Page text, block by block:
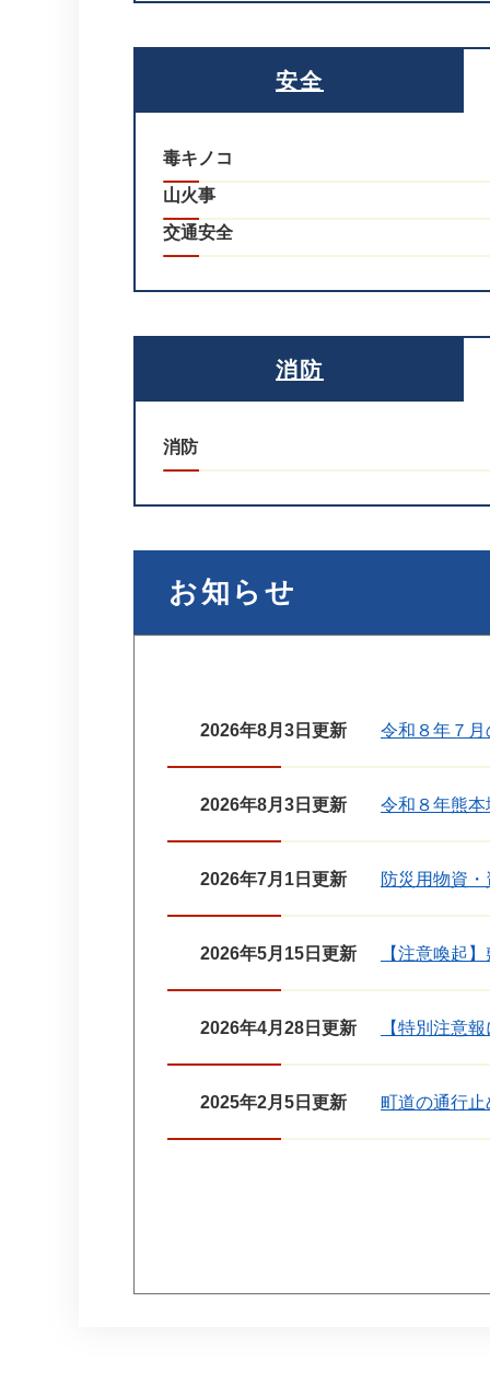
安全
毒キノコ
山火事
交通安全
消防
消防
お知らせ
2026年8月3日更新 令和８年７
2026年8月3日更新 令和８年熊
2026年7月1日更新 防災用物資
2026年5月15日更新 【注意喚起
2026年4月28日更新 【特別注意
2025年2月5日更新 町道の通行